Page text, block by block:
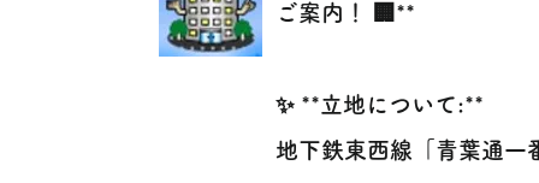
ご案内！ 🏢**
✨ **立地について:**
地下鉄東西線「青葉通一